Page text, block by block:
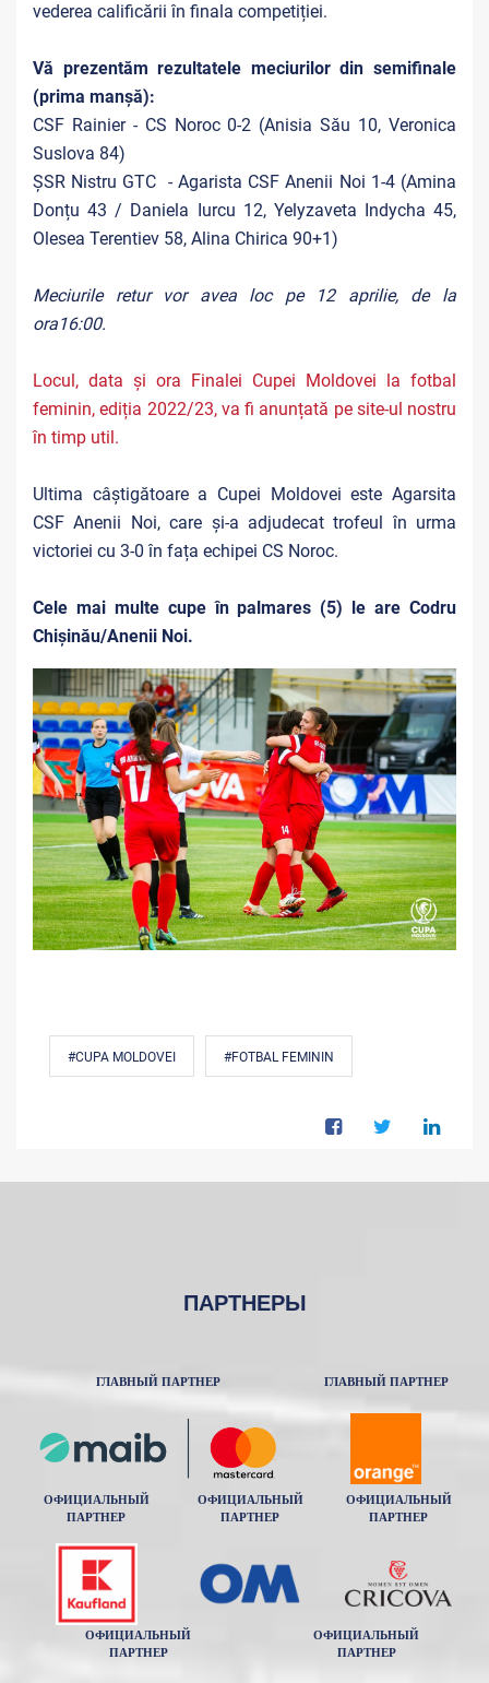
vederea calificării în finala competiției.
Vă prezentăm rezultatele meciurilor din semifinale
(prima manșă):
CSF Rainier - CS Noroc 0-2 (Anisia Său 10, Veronica
Suslova 84)
ȘSR Nistru GTC - Agarista CSF Anenii Noi 1-4 (Amina
Donțu 43 / Daniela Iurcu 12, Yelyzaveta Indycha 45,
Olesea Terentiev 58, Alina Chirica 90+1)
Meciurile retur vor avea loc pe 12 aprilie, de la
ora16:00.
Locul, data și ora Finalei Cupei Moldovei la fotbal
feminin, ediția 2022/23, va fi anunțată pe site-ul nostru
în timp util.
Ultima câștigătoare a Cupei Moldovei este Agarsita
CSF Anenii Noi, care și-a adjudecat trofeul în urma
victoriei cu 3-0 în fața echipei CS Noroc.
Cele mai multe cupe în palmares (5) le are Codru
Chișinău/Anenii Noi.
#CUPA MOLDOVEI #FOTBAL FEMININ
ПАРТНЕРЫ
ГЛАВНЫЙ ПАРТНЕР ГЛАВНЫЙ ПАРТНЕР
ОФИЦИАЛЬНЫЙ
ПАРТНЕР
ОФИЦИАЛЬНЫЙ
ПАРТНЕР
ОФИЦИАЛЬНЫЙ
ПАРТНЕР
ОФИЦИАЛЬНЫЙ
ПАРТНЕР
ОФИЦИАЛЬНЫЙ
ПАРТНЕР